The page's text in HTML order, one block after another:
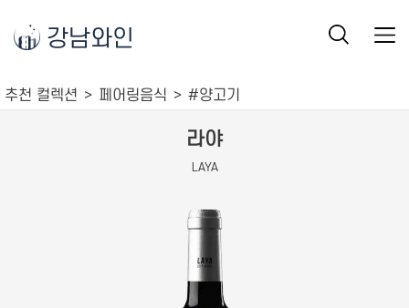
강남와인
추천 컬렉션 페어링음식 #양고기
라야
LAYA